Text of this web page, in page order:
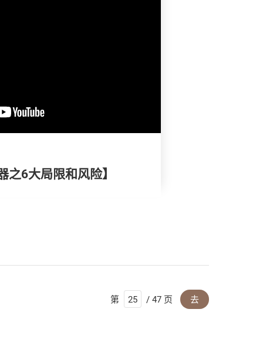
6大局限和风险】
第 / 47 页 去